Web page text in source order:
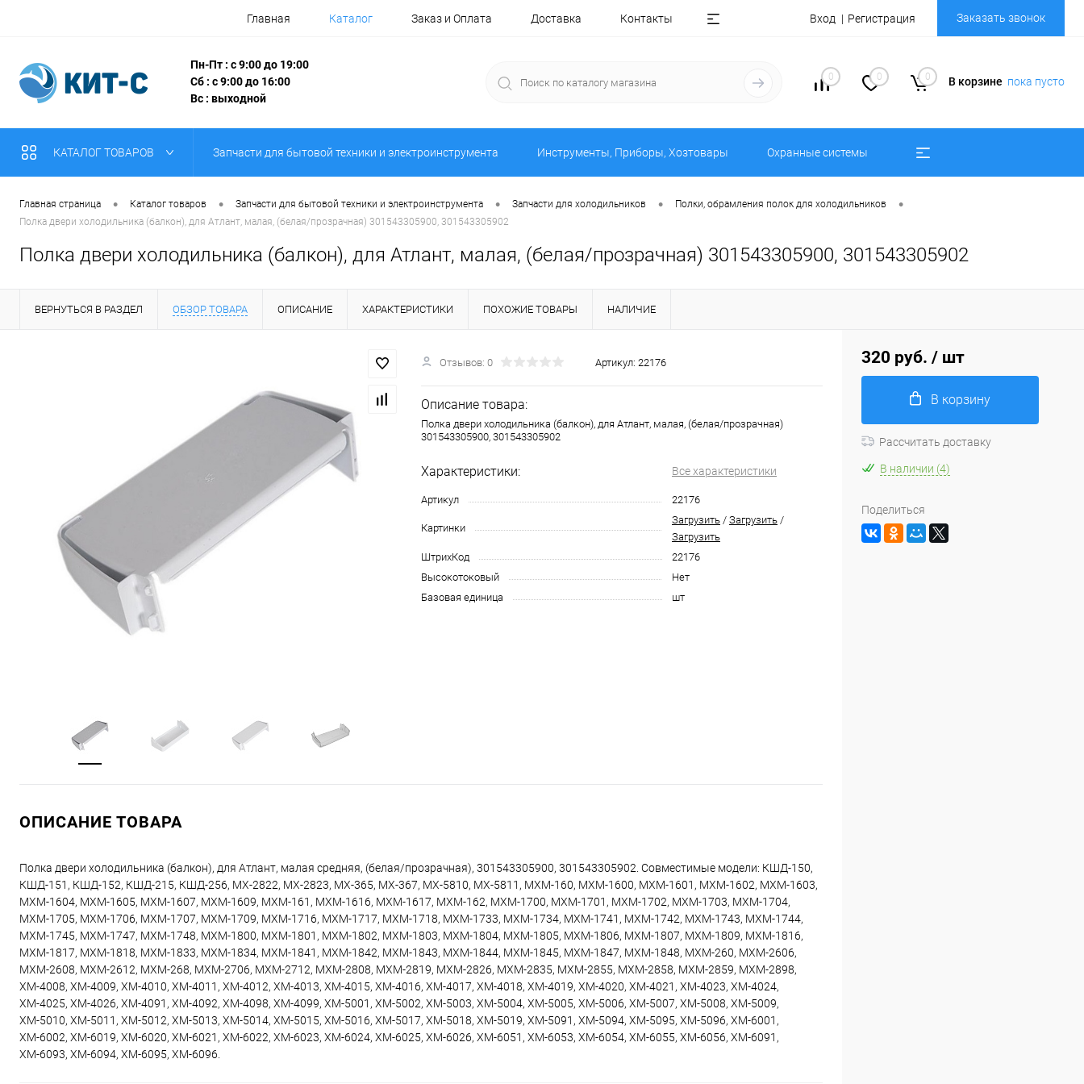
Главная Каталог Заказ и Оплата Доставка Контакты Вход Регистрация Заказать звонок
Пн-Пт : с 9:00 до 19:00
Сб : с 9:00 до 16:00
Вс : выходной
0 0 0 В корзине пока пусто
КАТАЛОГ ТОВАРОВ Запчасти для бытовой техники и электроинструмента Инструменты, Приборы, Хозтовары Охранные системы
Главная страница • Каталог товаров • Запчасти для бытовой техники и электроинструмента • Запчасти для холодильников • Полки, обрамления полок для холодильников •
Полка двери холодильника (балкон), для Атлант, малая, (белая/прозрачная) 301543305900, 301543305902
Полка двери холодильника (балкон), для Атлант, малая, (белая/прозрачная) 301543305900, 301543305902
ВЕРНУТЬСЯ В РАЗДЕЛ ОБЗОР ТОВАРА ОПИСАНИЕ ХАРАКТЕРИСТИКИ ПОХОЖИЕ ТОВАРЫ НАЛИЧИЕ
Отзывов: 0 Артикул: 22176
Описание товара:
Полка двери холодильника (балкон), для Атлант, малая, (белая/прозрачная)
301543305900, 301543305902
Характеристики: Все характеристики
Артикул 22176
Картинки
Загрузить / Загрузить /
Загрузить
ШтрихКод
22176
Высокотоковый
Нет
Базовая единица
шт
ОПИСАНИЕ ТОВАРА
Полка двери холодильника (балкон), для Атлант, малая средняя, (белая/прозрачная), 301543305900, 301543305902. Совместимые модели: КШД-150,
КШД-151, КШД-152, КШД-215, КШД-256, МХ-2822, МХ-2823, МХ-365, МХ-367, МХ-5810, МХ-5811, МХМ-160, МХМ-1600, МХМ-1601, МХМ-1602, МХМ-1603,
МХМ-1604, МХМ-1605, МХМ-1607, МХМ-1609, МХМ-161, МХМ-1616, МХМ-1617, МХМ-162, МХМ-1700, МХМ-1701, МХМ-1702, МХМ-1703, МХМ-1704,
МХМ-1705, МХМ-1706, МХМ-1707, МХМ-1709, МХМ-1716, МХМ-1717, МХМ-1718, МХМ-1733, МХМ-1734, МХМ-1741, МХМ-1742, МХМ-1743, МХМ-1744,
МХМ-1745, МХМ-1747, МХМ-1748, МХМ-1800, МХМ-1801, МХМ-1802, МХМ-1803, МХМ-1804, МХМ-1805, МХМ-1806, МХМ-1807, МХМ-1809, МХМ-1816,
МХМ-1817, МХМ-1818, МХМ-1833, МХМ-1834, МХМ-1841, МХМ-1842, МХМ-1843, МХМ-1844, МХМ-1845, МХМ-1847, МХМ-1848, МХМ-260, МХМ-2606,
МХМ-2608, МХМ-2612, МХМ-268, МХМ-2706, МХМ-2712, МХМ-2808, МХМ-2819, МХМ-2826, МХМ-2835, МХМ-2855, МХМ-2858, МХМ-2859, МХМ-2898,
ХМ-4008, ХМ-4009, ХМ-4010, ХМ-4011, ХМ-4012, ХМ-4013, ХМ-4015, ХМ-4016, ХМ-4017, ХМ-4018, ХМ-4019, ХМ-4020, ХМ-4021, ХМ-4023, ХМ-4024,
ХМ-4025, ХМ-4026, ХМ-4091, ХМ-4092, ХМ-4098, ХМ-4099, ХМ-5001, ХМ-5002, ХМ-5003, ХМ-5004, ХМ-5005, ХМ-5006, ХМ-5007, ХМ-5008, ХМ-5009,
ХМ-5010, ХМ-5011, ХМ-5012, ХМ-5013, ХМ-5014, ХМ-5015, ХМ-5016, ХМ-5017, ХМ-5018, ХМ-5019, ХМ-5091, ХМ-5094, ХМ-5095, ХМ-5096, ХМ-6001,
ХМ-6002, ХМ-6019, ХМ-6020, ХМ-6021, ХМ-6022, ХМ-6023, ХМ-6024, ХМ-6025, ХМ-6026, ХМ-6051, ХМ-6053, ХМ-6054, ХМ-6055, ХМ-6056, ХМ-6091,
ХМ-6093, ХМ-6094, ХМ-6095, ХМ-6096.
320 руб. / шт
В корзину
Рассчитать доставку
В наличии (4)
Поделиться